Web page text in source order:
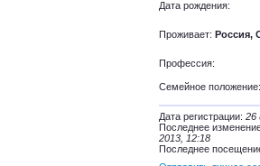
Дата рождения:
Проживает: Россия,
Профессия:
Семейное положение:
Дата регистрации: 26
Последнее
2013, 12:18
Последнее